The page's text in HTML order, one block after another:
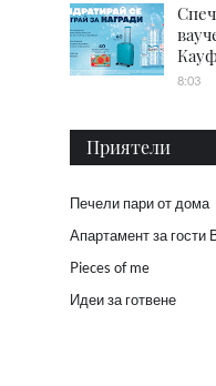
8:03
Приятели
Печели пари от дома
Апартамент за гости
Pieces of me
Идеи за готвене